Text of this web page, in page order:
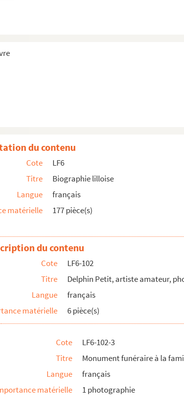
du contenu
Cote
LF6
Titre
Biographie lilloise
Langue
français
matérielle
177 pièce(s)
du contenu
Cote
LF6-102
Titre
Delphin Petit, artiste amateur,
Langue
français
matérielle
6 pièce(s)
Cote
LF6-102-3
Titre
Monument funéraire à la
Langue
français
matérielle
1 photographie